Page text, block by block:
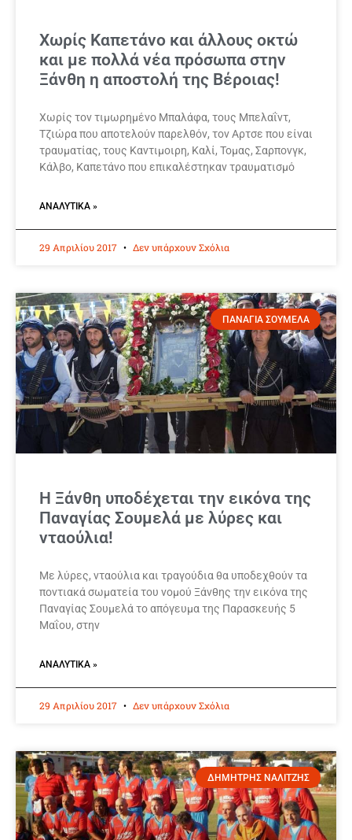
Χωρίς Καπετάνο και άλλους οκτώ
και με πολλά νέα πρόσωπα στην
Ξάνθη η αποστολή της Βέροιας!
Χωρίς τον τιμωρημένο Μπαλάφα, τους Μπελαΐντ,
Τζιώρα που αποτελούν παρελθόν, τον Αρτσε που είναι
τραυματίας, τους Καντιμοιρη, Καλί, Τομας, Σαρπονγκ,
Κάλβο, Καπετάνο που επικαλέστηκαν τραυματισμό
ΑΝΑΛΥΤΙΚΆ »
29 Απριλίου 2017 Δεν υπάρχουν Σχόλια
ΠΑΝΑΓΙΑ ΣΟΥΜΕΛΑ
Η Ξάνθη υποδέχεται την εικόνα της
Παναγίας Σουμελά με λύρες και
νταούλια!
Με λύρες, νταούλια και τραγούδια θα υποδεχθούν τα
ποντιακά σωματεία του νομού Ξάνθης την εικόνα της
Παναγίας Σουμελά το απόγευμα της Παρασκευής 5
Μαΐου, στην
ΑΝΑΛΥΤΙΚΆ »
29 Απριλίου 2017 Δεν υπάρχουν Σχόλια
ΔΗΜΗΤΡΗΣ ΝΑΛΙΤΖΗΣ